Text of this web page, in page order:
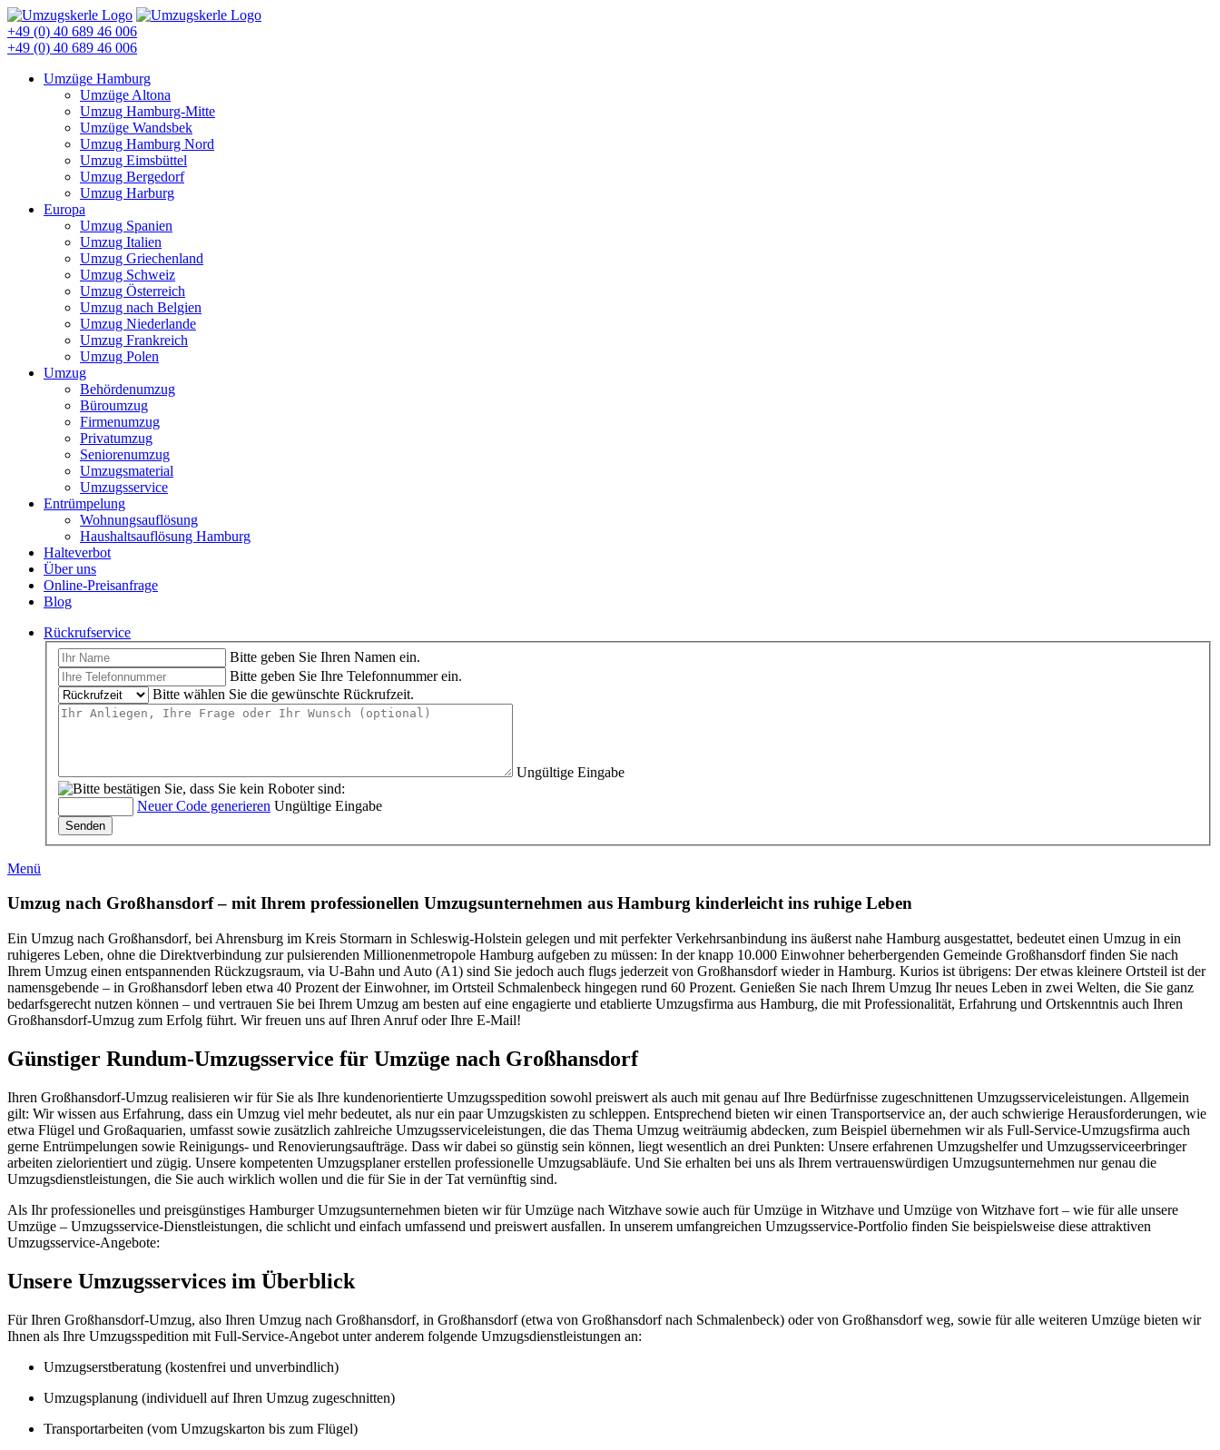
+49 (0) 40 689 46 006
+49 (0) 40 689 46 006
Umzüge Hamburg
Umzüge Altona
Umzug Hamburg-Mitte
Umzüge Wandsbek
Umzug Hamburg Nord
Umzug Eimsbüttel
Umzug Bergedorf
Umzug Harburg
Europa
Umzug Spanien
Umzug Italien
Umzug Griechenland
Umzug Schweiz
Umzug Österreich
Umzug nach Belgien
Umzug Niederlande
Umzug Frankreich
Umzug Polen
Umzug
Behördenumzug
Büroumzug
Firmenumzug
Privatumzug
Seniorenumzug
Umzugsmaterial
Umzugsservice
Entrümpelung
Wohnungsauflösung
Haushaltsauflösung Hamburg
Halteverbot
Über uns
Online-Preisanfrage
Blog
Rückrufservice
Bitte geben Sie Ihren Namen ein.
Bitte geben Sie Ihre Telefonnummer ein.
Bitte wählen Sie die gewünschte Rückrufzeit.
Ungültige Eingabe
Neuer Code generieren Ungültige Eingabe
Senden
Menü
Umzug nach Großhansdorf – mit Ihrem professionellen Umzugsunternehmen aus Hamburg kinderleicht ins ruhige Leben
Ein Umzug nach Großhansdorf, bei Ahrensburg im Kreis Stormarn in Schleswig-Holstein gelegen und mit perfekter Verkehrsanbindung ins äußerst nahe Hamburg ausgestattet, bedeutet einen Umzug in ein
ruhigeres Leben, ohne die Direktverbindung zur pulsierenden Millionenmetropole Hamburg aufgeben zu müssen: In der knapp 10.000 Einwohner beherbergenden Gemeinde Großhansdorf finden Sie nach
Ihrem Umzug einen entspannenden Rückzugsraum, via U-Bahn und Auto (A1) sind Sie jedoch auch flugs jederzeit von Großhansdorf wieder in Hamburg. Kurios ist übrigens: Der etwas kleinere Ortsteil ist der
namensgebende – in Großhansdorf leben etwa 40 Prozent der Einwohner, im Ortsteil Schmalenbeck hingegen rund 60 Prozent. Genießen Sie nach Ihrem Umzug Ihr neues Leben in zwei Welten, die Sie ganz
bedarfsgerecht nutzen können – und vertrauen Sie bei Ihrem Umzug am besten auf eine engagierte und etablierte Umzugsfirma aus Hamburg, die mit Professionalität, Erfahrung und Ortskenntnis auch Ihren
Großhansdorf-Umzug zum Erfolg führt. Wir freuen uns auf Ihren Anruf oder Ihre E-Mail!
Günstiger Rundum-Umzugsservice für Umzüge nach Großhansdorf
Ihren Großhansdorf-Umzug realisieren wir für Sie als Ihre kundenorientierte Umzugsspedition sowohl preiswert als auch mit genau auf Ihre Bedürfnisse zugeschnittenen Umzugsserviceleistungen. Allgemein
gilt: Wir wissen aus Erfahrung, dass ein Umzug viel mehr bedeutet, als nur ein paar Umzugskisten zu schleppen. Entsprechend bieten wir einen Transportservice an, der auch schwierige Herausforderungen, wie
etwa Flügel und Großaquarien, umfasst sowie zusätzlich zahlreiche Umzugsserviceleistungen, die das Thema Umzug weiträumig abdecken, zum Beispiel übernehmen wir als Full-Service-Umzugsfirma auch
gerne Entrümpelungen sowie Reinigungs- und Renovierungsaufträge. Dass wir dabei so günstig sein können, liegt wesentlich an drei Punkten: Unsere erfahrenen Umzugshelfer und Umzugsserviceerbringer
arbeiten zielorientiert und zügig. Unsere kompetenten Umzugsplaner erstellen professionelle Umzugsabläufe. Und Sie erhalten bei uns als Ihrem vertrauenswürdigen Umzugsunternehmen nur genau die
Umzugsdienstleistungen, die Sie auch wirklich wollen und die für Sie in der Tat vernünftig sind.
Als Ihr professionelles und preisgünstiges Hamburger Umzugsunternehmen bieten wir für Umzüge nach Witzhave sowie auch für Umzüge in Witzhave und Umzüge von Witzhave fort – wie für alle unsere
Umzüge – Umzugsservice-Dienstleistungen, die schlicht und einfach umfassend und preiswert ausfallen. In unserem umfangreichen Umzugsservice-Portfolio finden Sie beispielsweise diese attraktiven
Umzugsservice-Angebote:
Unsere Umzugsservices im Überblick
Für Ihren Großhansdorf-Umzug, also Ihren Umzug nach Großhansdorf, in Großhansdorf (etwa von Großhansdorf nach Schmalenbeck) oder von Großhansdorf weg, sowie für alle weiteren Umzüge bieten wir
Ihnen als Ihre Umzugsspedition mit Full-Service-Angebot unter anderem folgende Umzugsdienstleistungen an:
Umzugserstberatung (kostenfrei und unverbindlich)
Umzugsplanung (individuell auf Ihren Umzug zugeschnitten)
Transportarbeiten (vom Umzugskarton bis zum Flügel)